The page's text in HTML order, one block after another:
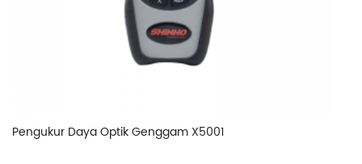
Pengukur Daya Optik Genggam X5001